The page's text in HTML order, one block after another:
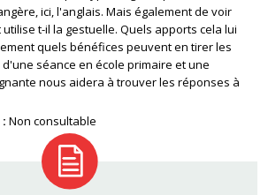
ici, l'anglais. Mais également de voir
t-il la gestuelle. Quels apports cela lui
quels bénéfices peuvent en tirer les
séance en école primaire et une
nous aidera à trouver les réponses à
Non consultable